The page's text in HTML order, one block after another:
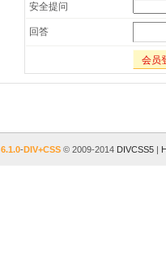
安全提问
回答
会员
6.1.0-DIV+CSS© 2009-2014 DIVCSS5|